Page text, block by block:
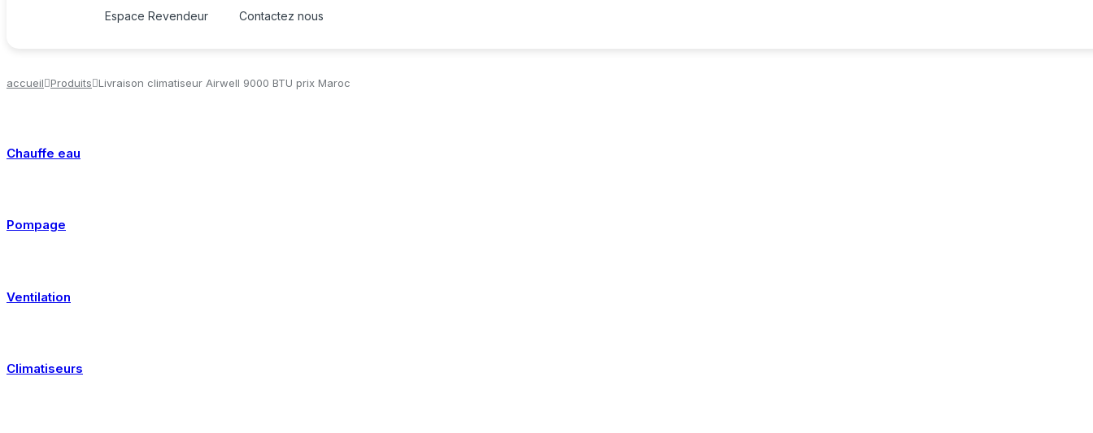
Espace Revendeur Contactez nous
accueil Produits Livraison climatiseur Airwell 9000 BTU prix Maroc
Chauffe eau
Pompage
Ventilation
Climatiseurs